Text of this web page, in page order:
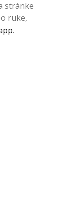
stránke
ruke,
.